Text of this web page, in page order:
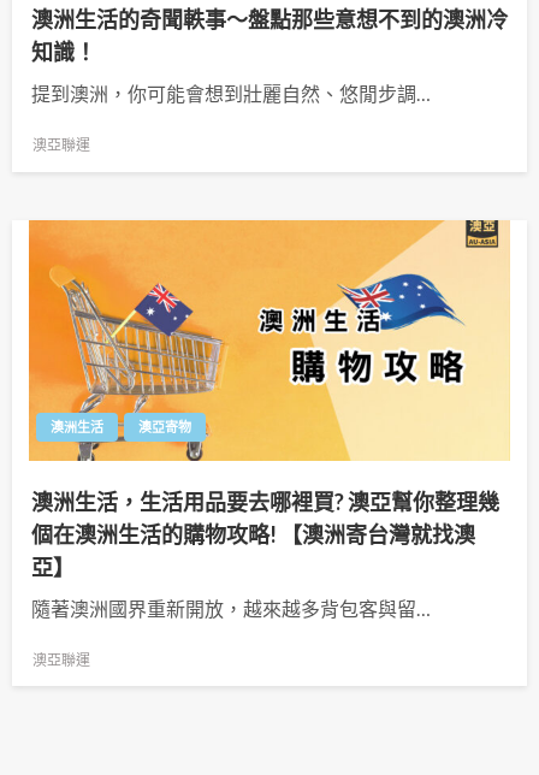
澳洲生活的奇聞軼事～盤點那些意想不到的澳洲冷
知識！
提到澳洲，你可能會想到壯麗自然、悠閒步調…
澳亞聯運
澳洲生活 澳亞寄物
澳洲生活，生活用品要去哪裡買? 澳亞幫你整理幾
個在澳洲生活的購物攻略! 【澳洲寄台灣就找澳
亞】
隨著澳洲國界重新開放，越來越多背包客與留…
澳亞聯運